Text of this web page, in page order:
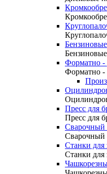
Форматно -
Форматно -
Пресс для
Пресс для
Сварочный
Сварочный
Станки для
Станки для